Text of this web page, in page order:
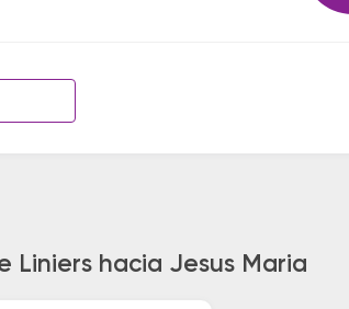
Liniers hacia Jesus Maria